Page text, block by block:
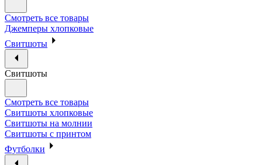
Смотреть все товары
Джемперы хлопковые
Свитшоты
Свитшоты
Смотреть все товары
Свитшоты хлопковые
Свитшоты на молнии
Свитшоты с принтом
Футболки